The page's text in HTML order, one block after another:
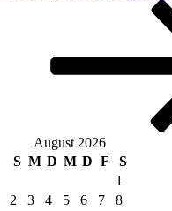
August 2026
S M D M D F
S
1
2
3 4 5 6 7
8